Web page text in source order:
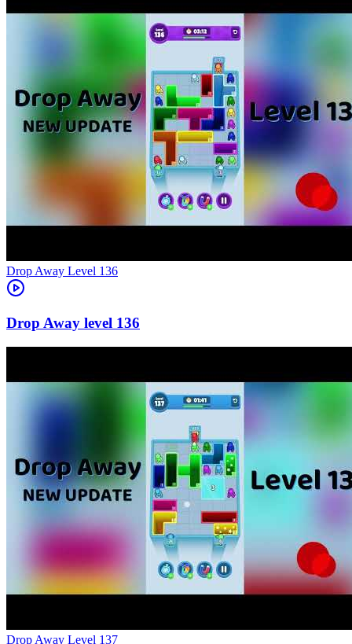
Level 136
136
Level 137